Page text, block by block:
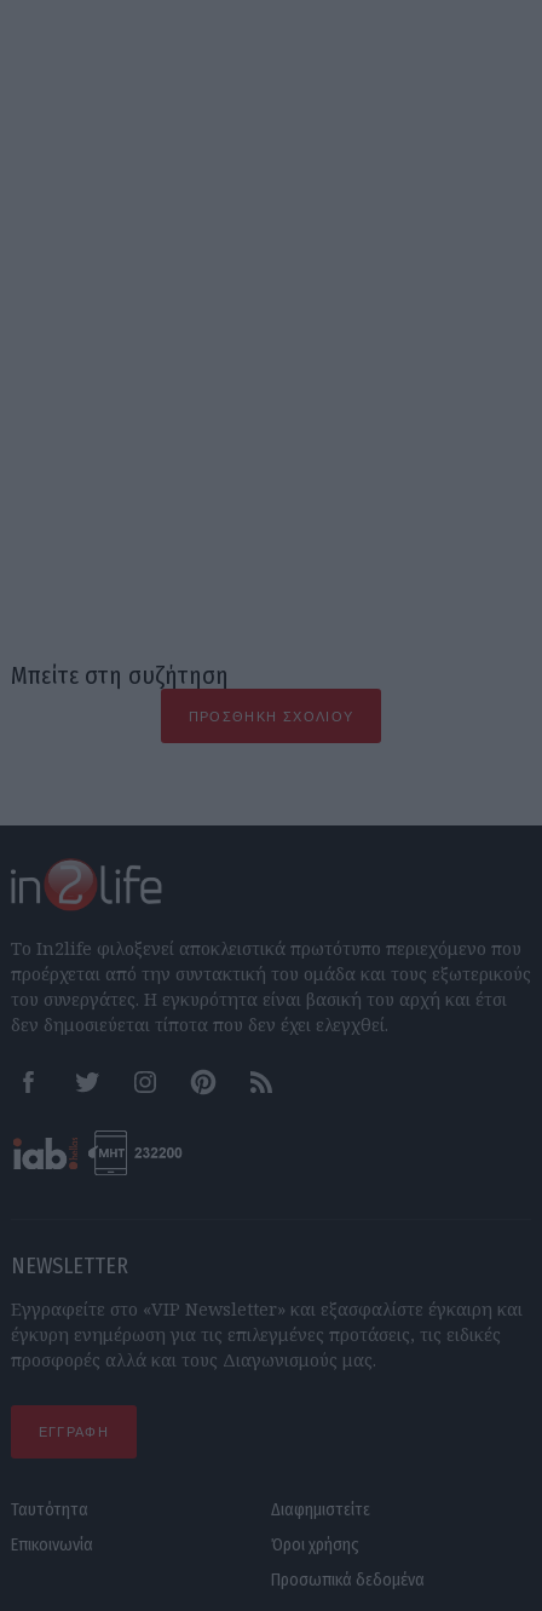
Μπείτε στη συζήτηση
ΠΡΟΣΘΉΚΗ ΣΧΟΛΊΟΥ
Το In2life φιλοξενεί αποκλειστικά πρωτότυπο περιεχόμενο που
προέρχεται από την συντακτική του ομάδα και τους εξωτερικούς
του συνεργάτες. Η εγκυρότητα είναι βασική του αρχή και έτσι
δεν δημοσιεύεται τίποτα που δεν έχει ελεγχθεί.
FacebookTwitter InstagramPinterestRSS feeds
NEWSLETTER
Εγγραφείτε στο «VIP Newsletter» και εξασφαλίστε έγκαιρη και
έγκυρη ενημέρωση για τις επιλεγμένες προτάσεις, τις ειδικές
προσφορές αλλά και τους Διαγωνισμούς μας.
ΕΓΓΡΑΦΗ
Ταυτότητα
Επικοινωνία
Διαφημιστείτε
Όροι χρήσης
Προσωπικά δεδομένα